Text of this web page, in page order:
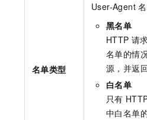
名单类型
User-Agent
黑名单
HTTP 请
名单的情
源，并返
白名单
只有
中白名单